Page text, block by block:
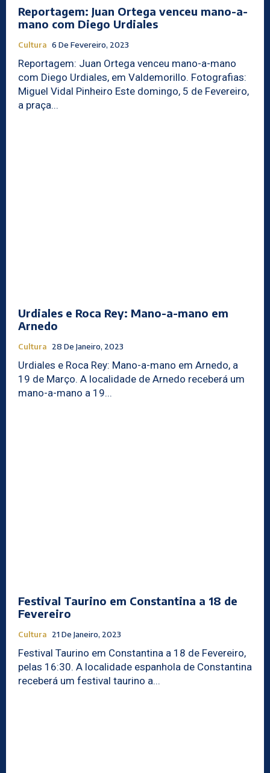
Reportagem: Juan Ortega venceu mano-a-
mano com Diego Urdiales
Cultura 6 De Fevereiro, 2023
Reportagem: Juan Ortega venceu mano-a-mano
com Diego Urdiales, em Valdemorillo. Fotografias:
Miguel Vidal Pinheiro Este domingo, 5 de Fevereiro,
a praça...
Urdiales e Roca Rey: Mano-a-mano em
Arnedo
Cultura 28 De Janeiro, 2023
Urdiales e Roca Rey: Mano-a-mano em Arnedo, a
19 de Março. A localidade de Arnedo receberá um
mano-a-mano a 19...
Festival Taurino em Constantina a 18 de
Fevereiro
Cultura 21 De Janeiro, 2023
Festival Taurino em Constantina a 18 de Fevereiro,
pelas 16:30. A localidade espanhola de Constantina
receberá um festival taurino a...